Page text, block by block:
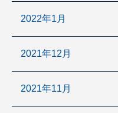
2022年1月
2021年12月
2021年11月